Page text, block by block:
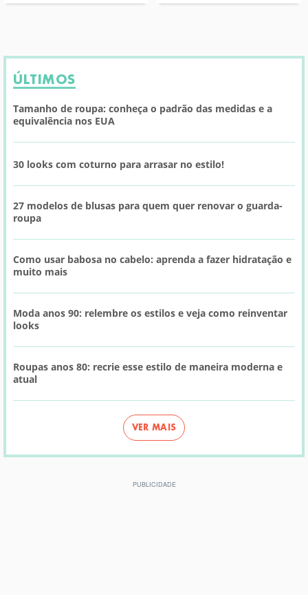
ÚLTIMOS
Tamanho de roupa: conheça o padrão das medidas e a
equivalência nos EUA
30 looks com coturno para arrasar no estilo!
27 modelos de blusas para quem quer renovar o guarda-
roupa
Como usar babosa no cabelo: aprenda a fazer hidratação e
muito mais
Moda anos 90: relembre os estilos e veja como reinventar
looks
Roupas anos 80: recrie esse estilo de maneira moderna e
atual
VER MAIS